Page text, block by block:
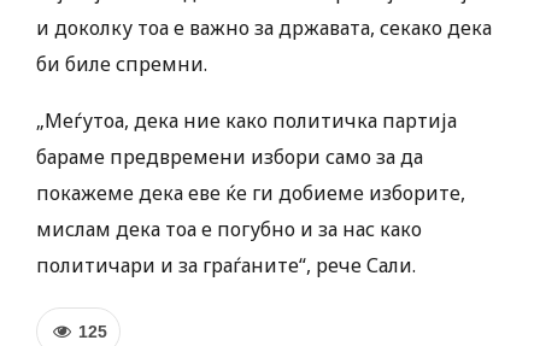
и доколку тоа е важно за државата, секако дека
би биле спремни.
„Меѓутоа, дека ние како политичка партија
бараме предвремени избори само за да
покажеме дека еве ќе ги добиеме изборите,
мислам дека тоа е погубно и за нас како
политичари и за граѓаните“, рече Сали.
125